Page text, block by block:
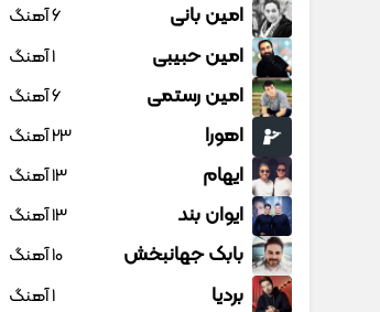
امین بانی 6 آهنگ
امین حبیبی 1 آهنگ
امین رستمی 6 آهنگ
اهورا 23 آهنگ
ایهام 13 آهنگ
ایوان بند 13 آهنگ
بابک جهانبخش 10 آهنگ
بردیا 1 آهنگ